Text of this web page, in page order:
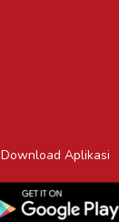
Download Aplikasi